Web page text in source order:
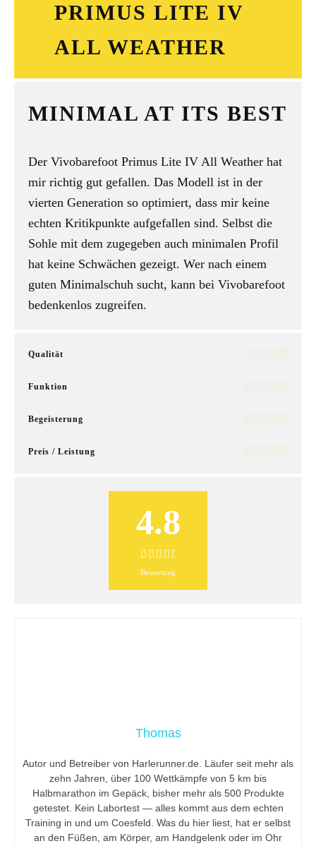
PRIMUS LITE IV
ALL WEATHER
MINIMAL AT ITS BEST
Der Vivobarefoot Primus Lite IV All Weather hat
mir richtig gut gefallen. Das Modell ist in der
vierten Generation so optimiert, dass mir keine
echten Kritikpunkte aufgefallen sind. Selbst die
Sohle mit dem zugegeben auch minimalen Profil
hat keine Schwächen gezeigt. Wer nach einem
guten Minimalschuh sucht, kann bei Vivobarefoot
bedenkenlos zugreifen.
Qualität
Funktion
Begeisterung
Preis / Leistung
4.8
Bewertung
Thomas
Autor und Betreiber von Harlerunner.de. Läufer seit mehr als
zehn Jahren, über 100 Wettkämpfe von 5 km bis
Halbmarathon im Gepäck, bisher mehr als 500 Produkte
getestet. Kein Labortest — alles kommt aus dem echten
Training in und um Coesfeld. Was du hier liest, hat er selbst
an den Füßen, am Körper, am Handgelenk oder im Ohr